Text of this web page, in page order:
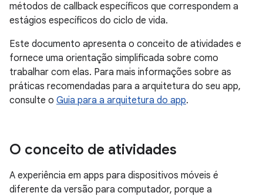
métodos de callback específicos que correspondem a
estágios específicos do ciclo de vida.
Este documento apresenta o conceito de atividades e
fornece uma orientação simplificada sobre como
trabalhar com elas. Para mais informações sobre as
práticas recomendadas para a arquitetura do seu app,
consulte o Guia para a arquitetura do app.
O conceito de atividades
A experiência em apps para dispositivos móveis é
diferente da versão para computador, porque a